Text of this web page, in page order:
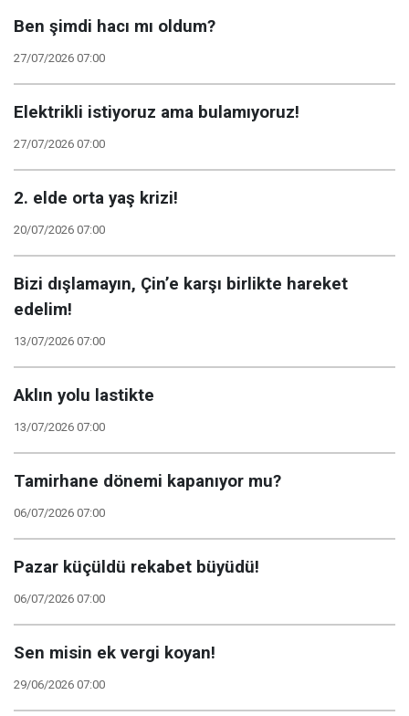
Ben şimdi hacı mı oldum?
27/07/2026 07:00
Elektrikli istiyoruz ama bulamıyoruz!
27/07/2026 07:00
2. elde orta yaş krizi!
20/07/2026 07:00
Bizi dışlamayın, Çin’e karşı birlikte hareket
edelim!
13/07/2026 07:00
Aklın yolu lastikte
13/07/2026 07:00
Tamirhane dönemi kapanıyor mu?
06/07/2026 07:00
Pazar küçüldü rekabet büyüdü!
06/07/2026 07:00
Sen misin ek vergi koyan!
29/06/2026 07:00